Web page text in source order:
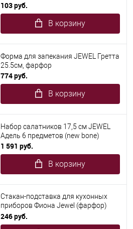
103 руб.
В корзину
Форма для запекания JEWEL Гретта
25.5см, фарфор
774 руб.
В корзину
Набор салатников 17,5 см JEWEL
Адель 6 предметов (new bone)
1 591 руб.
В корзину
Стакан-подставка для кухонных
приборов Фиона Jewel (фарфор)
12шт/уп
246 руб.